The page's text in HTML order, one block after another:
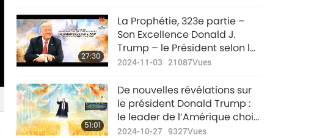
27:30
La Prophétie, 323e partie –
Son Excellence Donald J.
Trump – le Président selon le
Décret de Dieu
2024-11-03 21087Vues
51:01
De nouvelles révélations sur
le président Donald Trump :
le leader de l’Amérique choisi
par Dieu et porteur de la paix
2024-10-27 9327Vues